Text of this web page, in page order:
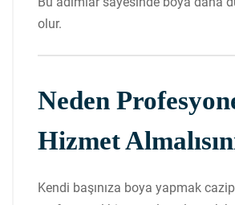
olur.
Neden
Hizmet
Kendi başınıza boya yapmak